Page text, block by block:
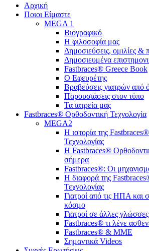
Close
Menu
Αρχική
Ποιοι Είμαστε
MEGA 1
Βιογραφικό
Η φιλοσοφία μας
Δημοσιεύσεις, ομιλίες &
Δημοσιευμένα
Fastbraces® Greece Book
Ο Εφευρέτης
Bραβεύσεις γιατρών από
Παρουσιάσεις στον τύπο
Τα ιατρεία μας
Fastbraces® Ορθοδοντική Τεχνολογία
MEGA2
Η ιστορία της
Τεχνολογίας
H Fastbraces®
σήμερα
Fastbraces®: Οι
Η διαφορά της
Τεχνολογίας
Γιατροί από τις ΗΠΑ και
κόσμο
Γιατροί σε άλλες γλώσσες
Fastbraces® τι λένε
Fastbraces® & ΜΜΕ
Σημαντικά Videos